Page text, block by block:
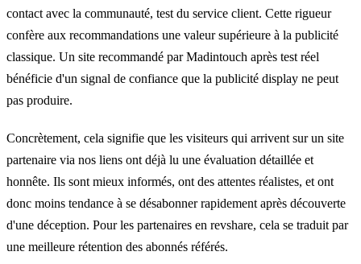
contact avec la communauté, test du service client. Cette rigueur
confère aux recommandations une valeur supérieure à la publicité
classique. Un site recommandé par Madintouch après test réel
bénéficie d'un signal de confiance que la publicité display ne peut
pas produire.
Concrètement, cela signifie que les visiteurs qui arrivent sur un site
partenaire via nos liens ont déjà lu une évaluation détaillée et
honnête. Ils sont mieux informés, ont des attentes réalistes, et ont
donc moins tendance à se désabonner rapidement après découverte
d'une déception. Pour les partenaires en revshare, cela se traduit par
une meilleure rétention des abonnés référés.